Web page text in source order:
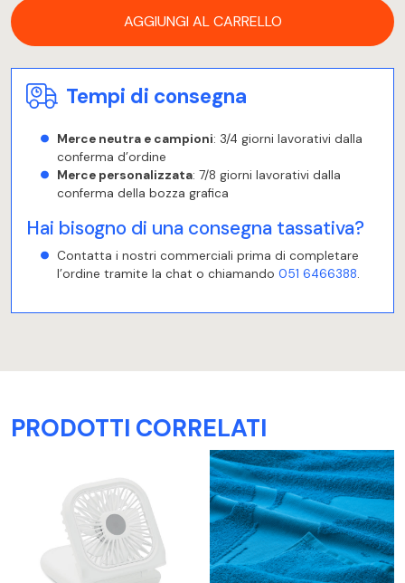
AGGIUNGI AL CARRELLO
Tempi di consegna
Merce neutra e campioni: 3/4 giorni lavorativi dalla
conferma d’ordine
Merce personalizzata: 7/8 giorni lavorativi dalla
conferma della bozza grafica
Hai bisogno di una consegna tassativa?
Contatta i nostri commerciali prima di completare
l’ordine tramite la chat o chiamando 051 6466388.
PRODOTTI CORRELATI